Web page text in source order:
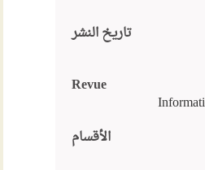
تاريخ النشر
Revue
الأقسام